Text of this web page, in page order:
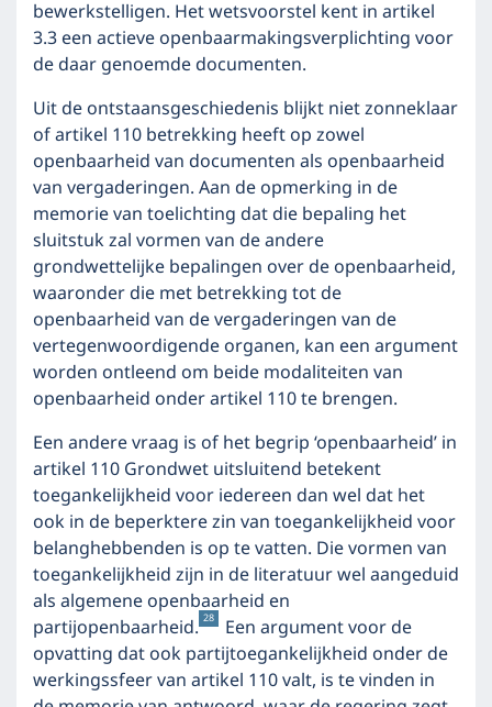
bewerkstelligen. Het wetsvoorstel kent in artikel
3.3 een actieve openbaarmakingsverplichting voor
de daar genoemde documenten.
Uit de ontstaansgeschiedenis blijkt niet zonneklaar
of artikel 110 betrekking heeft op zowel
openbaarheid van documenten als openbaarheid
van vergaderingen. Aan de opmerking in de
memorie van toelichting dat die bepaling het
sluitstuk zal vormen van de andere
grondwettelijke bepalingen over de openbaarheid,
waaronder die met betrekking tot de
openbaarheid van de vergaderingen van de
vertegenwoordigende organen, kan een argument
worden ontleend om beide modaliteiten van
openbaarheid onder artikel 110 te brengen.
Een andere vraag is of het begrip ‘openbaarheid’ in
artikel 110 Grondwet uitsluitend betekent
toegankelijkheid voor iedereen dan wel dat het
ook in de beperktere zin van toegankelijkheid voor
belanghebbenden is op te vatten. Die vormen van
toegankelijkheid zijn in de literatuur wel aangeduid
als algemene openbaarheid en
partijopenbaarheid. 28
Een argument voor de
opvatting dat ook partijtoegankelijkheid onder de
werkingssfeer van artikel 110 valt, is te vinden in